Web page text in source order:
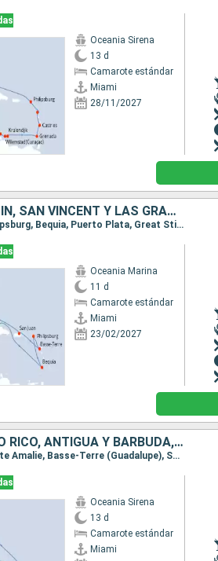
Oceania Sirena
13 d
Camarote estándar
Miami
28/11/2027
ESTADOS UNIDOS, PUERTO RICO, SAN MARTÍN, SAN VINCENT Y LAS GRANADINAS, REPÚBLICA DOMINICANA, BAHAMAS
Itinerario : Miami, San Juan, Basse-Terre (Guadalupe), Philipsburg, Bequia, Puerto Plata, Great Stirrup Cay, Miami
Oceania Marina
11 d
Camarote estándar
Miami
23/02/2027
BAHAMAS, REPÚBLICA DOMINICANA, PUERTO RICO, ANTIGUA Y BARBUDA, FRANCIA, SAN VINCENT Y LAS GRANADINAS, ESTADOS UNIDOS
Itinerario : Miami, Nassau, Puerto Plata, San Juan, Charlotte Amalie, Basse-Terre (Guadalupe), Saint John's, Santo Barthélemy, Bequia, Miami
Oceania Sirena
13 d
Camarote estándar
Miami